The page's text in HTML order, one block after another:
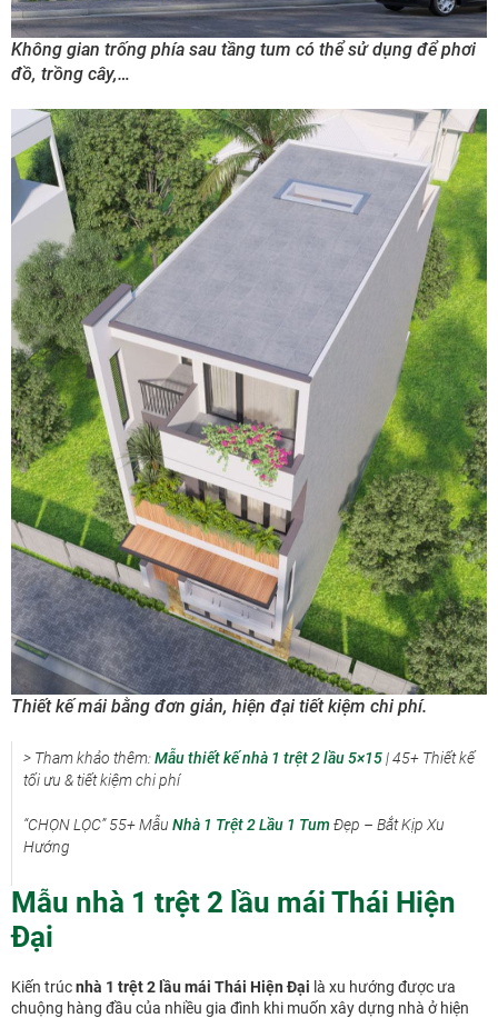
Không gian trống phía sau tầng tum có thể sử dụng để phơi
đồ, trồng cây,…
Thiết kế mái bằng đơn giản, hiện đại tiết kiệm chi phí.
> Tham khảo thêm:Mẫu thiết kế nhà 1 trệt 2 lầu 5×15| 45+ Thiết kế
tối ưu & tiết kiệm chi phí
“CHỌN LỌC” 55+ Mẫu Nhà 1 Trệt 2 Lầu 1 Tum Đẹp – Bắt Kịp Xu
Hướng
Mẫu nhà 1 trệt 2 lầu mái Thái Hiện
Đại
Kiến trúcnhà 1 trệt 2 lầu mái Thái Hiện Đại là xu hướng được ưa
chuộng hàng đầu của nhiều gia đình khi muốn xây dựng nhà ở hiện